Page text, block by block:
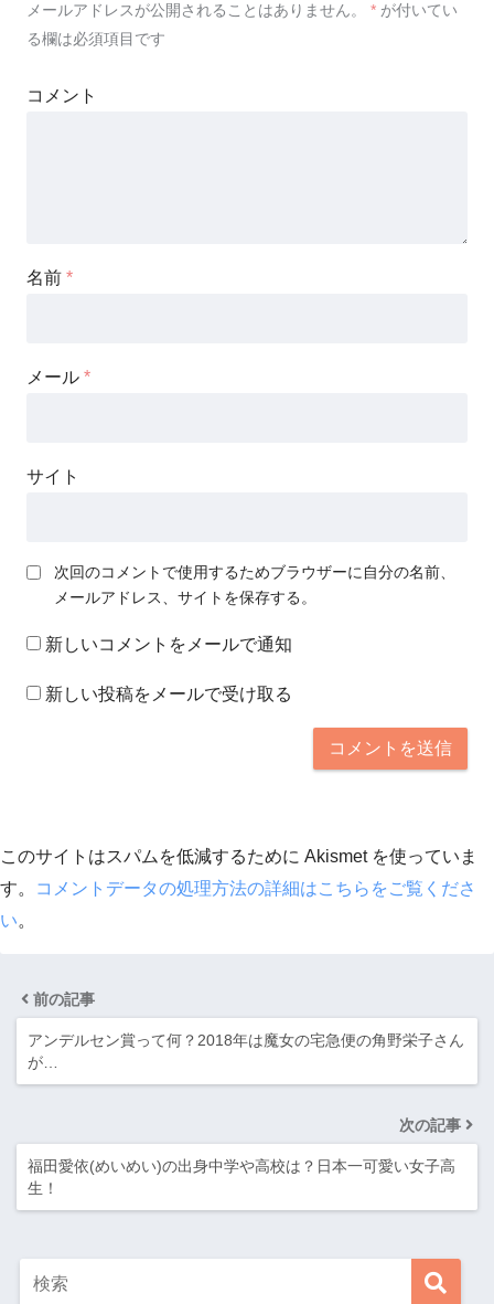
メールアドレスが公開されることはありません。 * が付いてい
る欄は必須項目です
コメント
名前 *
メール *
サイト
次回のコメントで使用するためブラウザーに自分の名前、
メールアドレス、サイトを保存する。
新しいコメントをメールで通知
新しい投稿をメールで受け取る
このサイトはスパムを低減するために Akismet を使っていま
す。
コメントデータの処理方法の詳細はこちらをご覧くださ
い。
前の記事
アンデルセン賞って何？2018年は魔女の宅急便の角野栄子さん
が…
次の記事
福田愛依(めいめい)の出身中学や高校は？日本一可愛い女子高
生！